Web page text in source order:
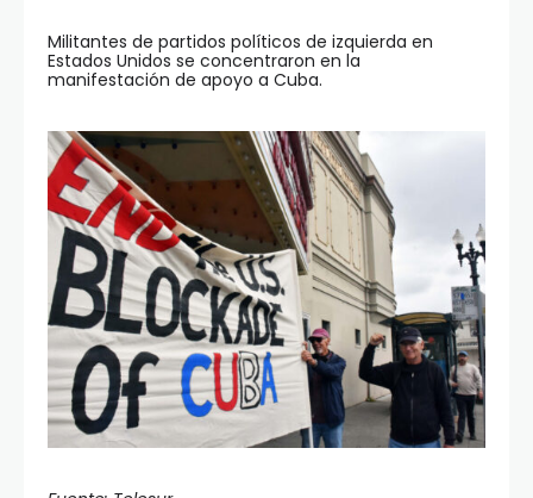
Militantes de partidos políticos de izquierda en
Estados Unidos se concentraron en la
manifestación de apoyo a Cuba.